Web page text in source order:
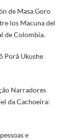
de Masa Goro
los Macuna del
de Colombia.
Porã Ukushe
Narradores
da Cachoeira:
e